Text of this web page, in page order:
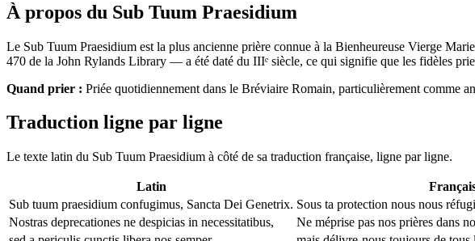
À propos du Sub Tuum Praesidium
Le Sub Tuum Praesidium est la plus ancienne prière connue à la Bienheureuse Vierge
470 de la John Rylands Library — a été daté du IIIᵉ siècle, ce qui signifie que les fidèles
Quand prier : Priée quotidiennement dans le Bréviaire Romain, particulièrement comme
Traduction ligne par ligne
Le texte latin du Sub Tuum Praesidium à côté de sa traduction française, ligne par ligne.
Latin
Sub tuum praesidium confugimus, Sancta Dei Genetrix. Sous ta protection nous nous
Nostras deprecationes ne despicias in necessitatibus,
Ne méprise pas nos prières dans